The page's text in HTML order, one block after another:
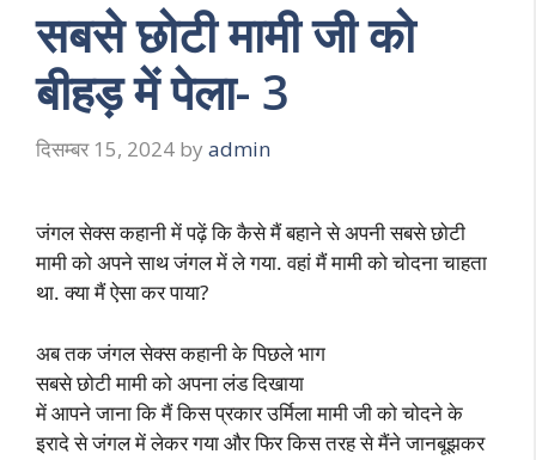
सबसे छोटी मामी जी को
बीहड़ में पेला- 3
दिसम्बर 15, 2024 by admin
जंगल सेक्स कहानी में पढ़ें कि कैसे मैं बहाने से अपनी सबसे छोटी
मामी को अपने साथ जंगल में ले गया. वहां मैं मामी को चोदना चाहता
था. क्या मैं ऐसा कर पाया?
अब तक जंगल सेक्स कहानी के पिछले भाग
सबसे छोटी मामी को अपना लंड दिखाया
में आपने जाना कि मैं किस प्रकार उर्मिला मामी जी को चोदने के
इरादे से जंगल में लेकर गया और फिर किस तरह से मैंने जानबूझकर